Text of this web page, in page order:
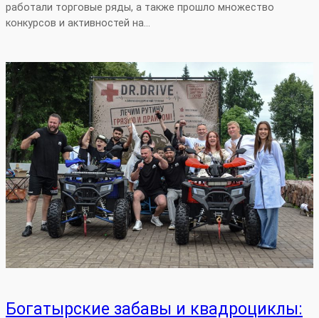
работали торговые ряды, а также прошло множество
конкурсов и активностей на…
Богатырские забавы и квадроциклы: